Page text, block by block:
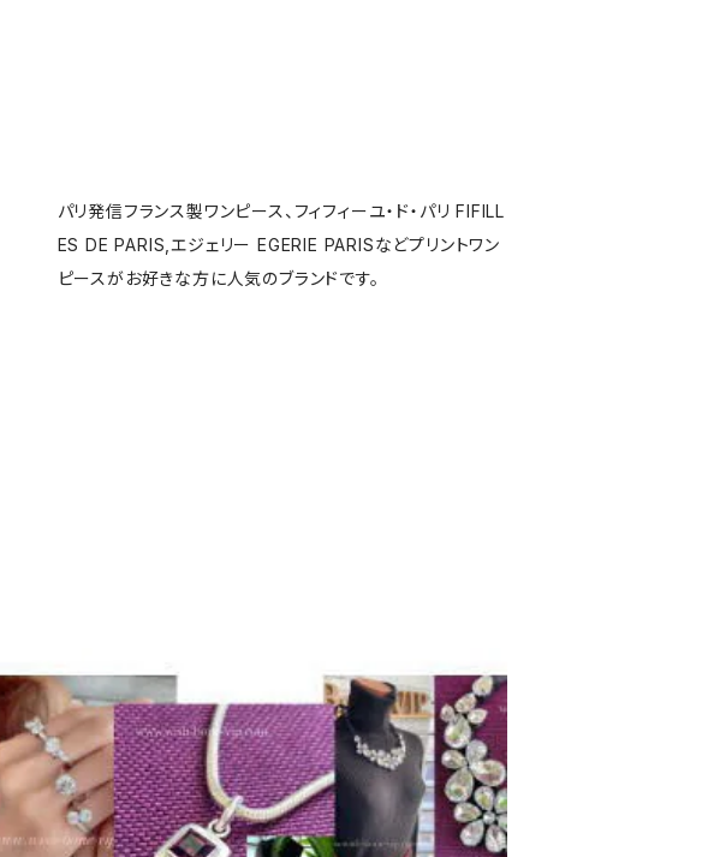
パリ発信フランス製ワンピース、フィフィーユ・ド・パリ FIFILL
ES DE PARIS,エジェリー EGERIE PARISなどプリントワン
ピースがお好きな方に人気のブランドです。